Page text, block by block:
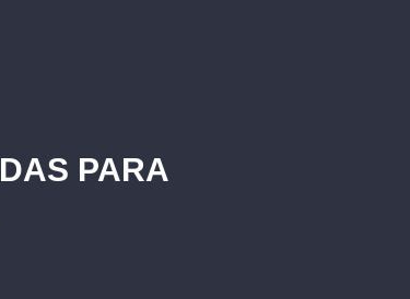
PARA